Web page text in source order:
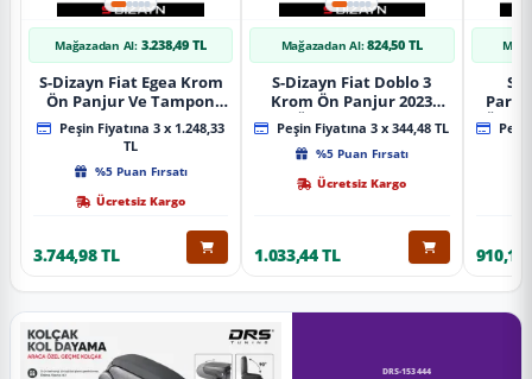
Mağazadan Al: 3.238,49 TL
S-Dizayn Fiat Egea Krom
Ön Panjur Ve Tampon
Çıta Seti Diamond Model
22 Prç. 2020 Üzeri (Parlak
Peşin Fiyatına 3 x 1.248,33
TL
%5 Puan Fırsatı
Ücretsiz Kargo
3.744,98 TL
Mağazadan Al: 824,50 TL
S-Dizayn Fiat Doblo 3
Krom Ön Panjur 2023
Üzeri A+ Kalite
Peşin Fiyatına 3 x 344,48 TL
%5 Puan Fırsatı
Ücretsiz Kargo
1.033,44 TL
S-
Ön
910,16
DRS-153444